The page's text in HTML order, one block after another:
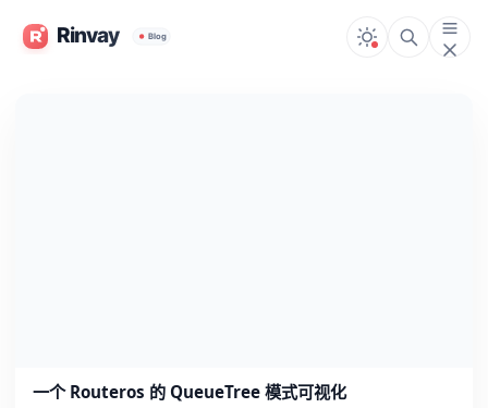
一个 Routeros 的 QueueTree 模式可视化